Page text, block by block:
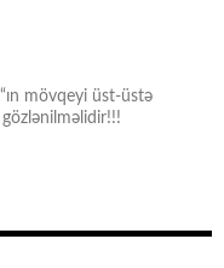
“ın mövqeyi üst-üstə